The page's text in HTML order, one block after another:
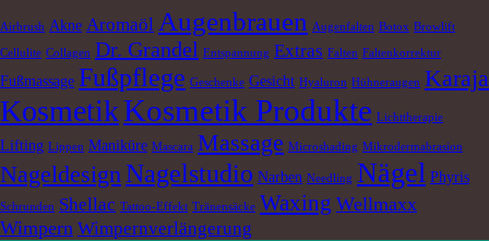
Airbrush Akne Aromaöl Augenbrauen Augenfalten Botox Browlift
Cellulite Collagen Dr. Grandel Entspannung Extras Falten Faltenkorrektur
Fußmassage Fußpflege Geschenke Gesicht Hyaluron Hühneraugen Karaja
KosmetikKosmetik Produkte Lichttherapie
Lifting Lippen Maniküre Mascara Massage Microshading Mikrodermabrasion
NageldesignNagelstudio Narben Needling Nägel Phyris
Schrunden Shellac Tattoo-Effekt Tränensäcke Waxing Wellmaxx
Wimpern Wimpernverlängerung